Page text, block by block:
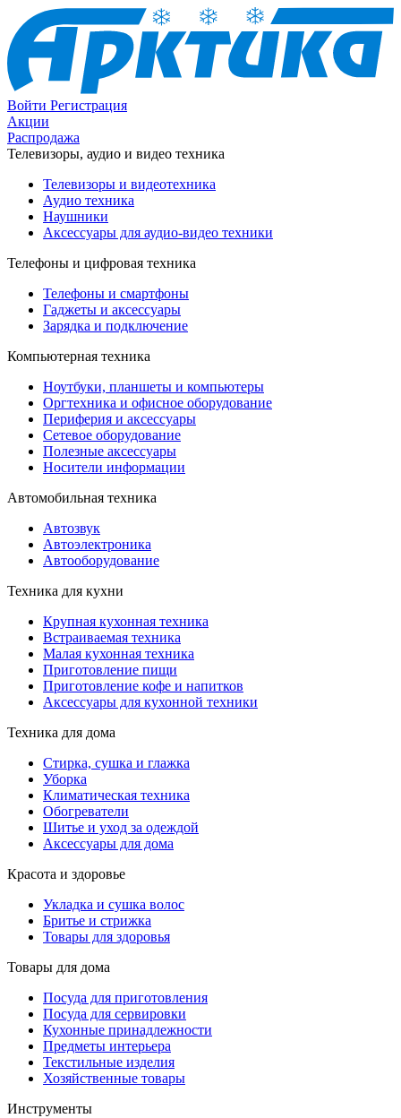
Войти Регистрация
Акции
Распродажа
Телевизоры, аудио и видео техника
Телевизоры и видеотехника
Аудио техника
Наушники
Аксессуары для аудио-видео техники
Телефоны и цифровая техника
Телефоны и смартфоны
Гаджеты и аксессуары
Зарядка и подключение
Компьютерная техника
Ноутбуки, планшеты и компьютеры
Оргтехника и офисное оборудование
Периферия и аксессуары
Cетевое оборудование
Полезные аксессуары
Носители информации
Автомобильная техника
Автозвук
Автоэлектроника
Автооборудование
Техника для кухни
Крупная кухонная техника
Встраиваемая техника
Малая кухонная техника
Приготовление пищи
Приготовление кофе и напитков
Аксессуары для кухонной техники
Техника для дома
Стирка, сушка и глажка
Уборка
Климатическая техника
Обогреватели
Шитье и уход за одеждой
Аксессуары для дома
Красота и здоровье
Укладка и сушка волос
Бритье и стрижка
Товары для здоровья
Товары для дома
Посуда для приготовления
Посуда для сервировки
Кухонные принадлежности
Предметы интерьера
Текстильные изделия
Хозяйственные товары
Инструменты